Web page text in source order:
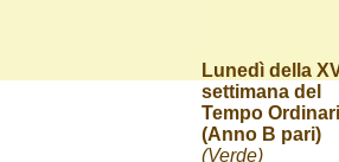
Lunedì della
settimana del
Tempo
(Anno B pari)
(Verde)